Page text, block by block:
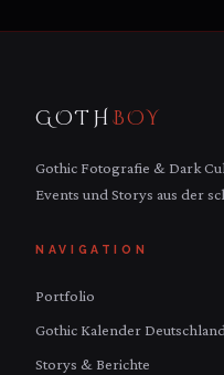
GOTH BOY
Gothic Fotografie & Dark
Events und Storys aus der
NAVIGATION
Portfolio
Gothic Kalender Deutschland
Storys & Berichte